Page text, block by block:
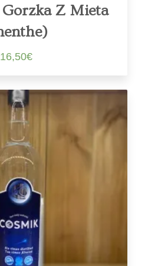
Z Mieta
16,50€